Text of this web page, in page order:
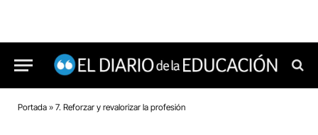
Portada » 7. Reforzar y revalorizar la profesión